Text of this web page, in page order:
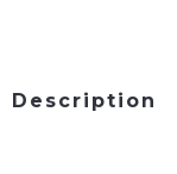
Description